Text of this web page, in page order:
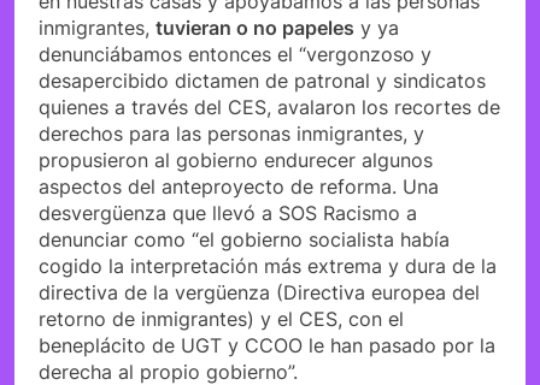
inmigrantes, tuvieran o no papeles y ya
denunciábamos entonces el “vergonzoso y
desapercibido dictamen de patronal y sindicatos
quienes a través del CES, avalaron los recortes de
derechos para las personas inmigrantes, y
propusieron al gobierno endurecer algunos
aspectos del anteproyecto de reforma. Una
desvergüenza que llevó a SOS Racismo a
denunciar como “el gobierno socialista había
cogido la interpretación más extrema y dura de la
directiva de la vergüenza (Directiva europea del
retorno de inmigrantes) y el CES, con el
beneplácito de UGT y CCOO le han pasado por la
derecha al propio gobierno”.